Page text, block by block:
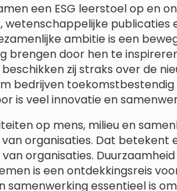
een ESG leerstoel op en
wetenschappelijke
ambitie is een
brengen door hen te
zij straks over de
bedrijven
is veel innovatie en
op mens, milieu en
organisaties. Dat betekent
organisaties.
is een ontdekkingsreis
samenwerking essentieel is